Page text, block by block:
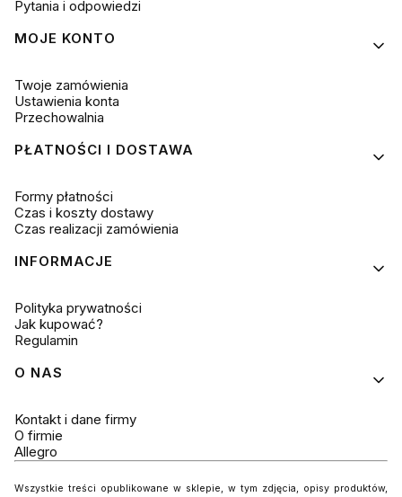
Pytania i odpowiedzi
MOJE KONTO
Twoje zamówienia
Ustawienia konta
Przechowalnia
PŁATNOŚCI I DOSTAWA
Formy płatności
Czas i koszty dostawy
Czas realizacji zamówienia
INFORMACJE
Polityka prywatności
Jak kupować?
Regulamin
O NAS
Kontakt i dane firmy
O firmie
Allegro
Wszystkie treści opublikowane w sklepie, w tym zdjęcia, opisy produktów,